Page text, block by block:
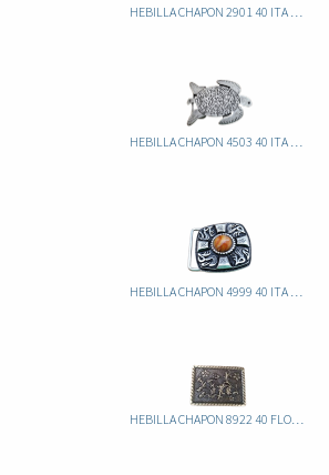
HEBILLA CHAPON 4503 40 ITA TORTUGA